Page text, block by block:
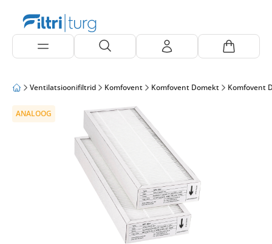
Ventilatsioonifiltrid Komfovent Komfovent Domekt Komfovent
ANALOOG